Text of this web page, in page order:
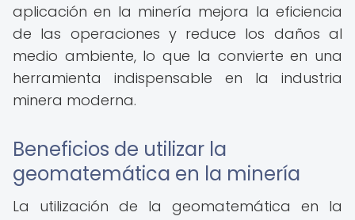
aplicación en la minería mejora la eficiencia
de las operaciones y reduce los daños al
medio ambiente, lo que la convierte en una
herramienta indispensable en la industria
minera moderna.
Beneficios de utilizar la
geomatemática en la minería
La utilización de la geomatemática en la